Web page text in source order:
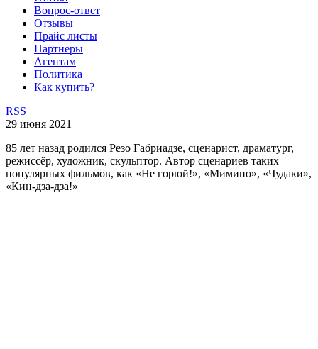
Вопрос-ответ
Отзывы
Прайс листы
Партнеры
Агентам
Политика
Как купить?
RSS
29 июня 2021
85 лет назад родился Резо Габриадзе, сценарист, драматург,
режиссёр, художник, скульптор. Автор сценариев таких
популярных фильмов, как «Не горюй!», «Мимино», «Чудаки»,
«Кин-дза-дза!»